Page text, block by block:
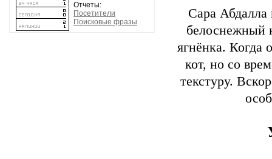
Отчеты:
Посетители
Поисковые фразы
Сара Абдалла
белоснежный
ягнёнка. Когда
кот, но со
текстуру.